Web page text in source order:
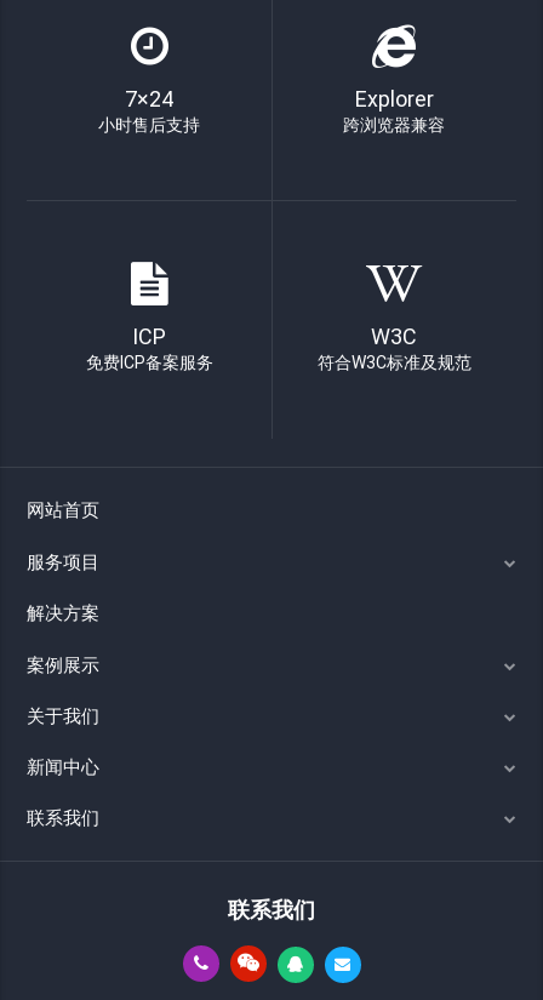
7×24
小时售后支持
Explorer
跨浏览器兼容
ICP
免费ICP备案服务
W3C
符合W3C标准及规范
网站首页
服务项目
解决方案
案例展示
关于我们
新闻中心
联系我们
联系我们